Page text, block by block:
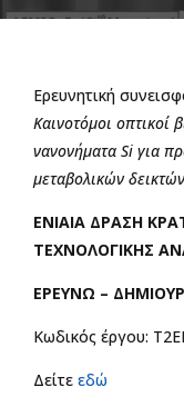
Ερευνητική
Καινοτόμοι οπτικοί
νανονήματα Si για
μεταβολικών
ΕΝΙΑΙΑ ΔΡΑΣΗ
ΤΕΧΝΟΛΟΓΙΚΗΣ
ΕΡΕΥΝΩ –
Κωδικός έργου:
Δείτε εδώ